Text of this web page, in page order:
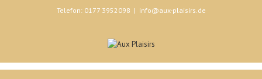
Telefon: 0177 3952098 | info@aux-plaisirs.de